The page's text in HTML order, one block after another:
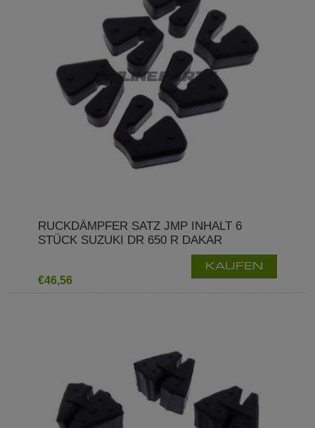
RUCKDÄMPFER SATZ JMP INHALT 6
STÜCK SUZUKI DR 650 R DAKAR
€46,56
KAUFEN